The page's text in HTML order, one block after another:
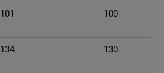
101 100
134 130